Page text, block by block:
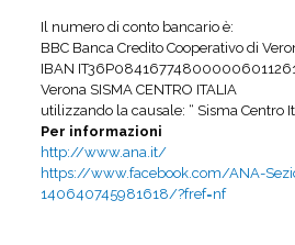
Il numero di conto bancario è:
BBC Banca Credito Cooperativo di
IBAN
Verona SISMA CENTRO ITALIA
utilizzando la causale: “ Sisma Centro
Per informazioni
http://www.ana.it/
https://www.facebook.com/ANA-
140640745981618/?fref=nf